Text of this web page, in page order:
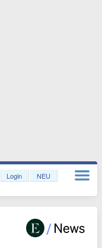
Login NEU